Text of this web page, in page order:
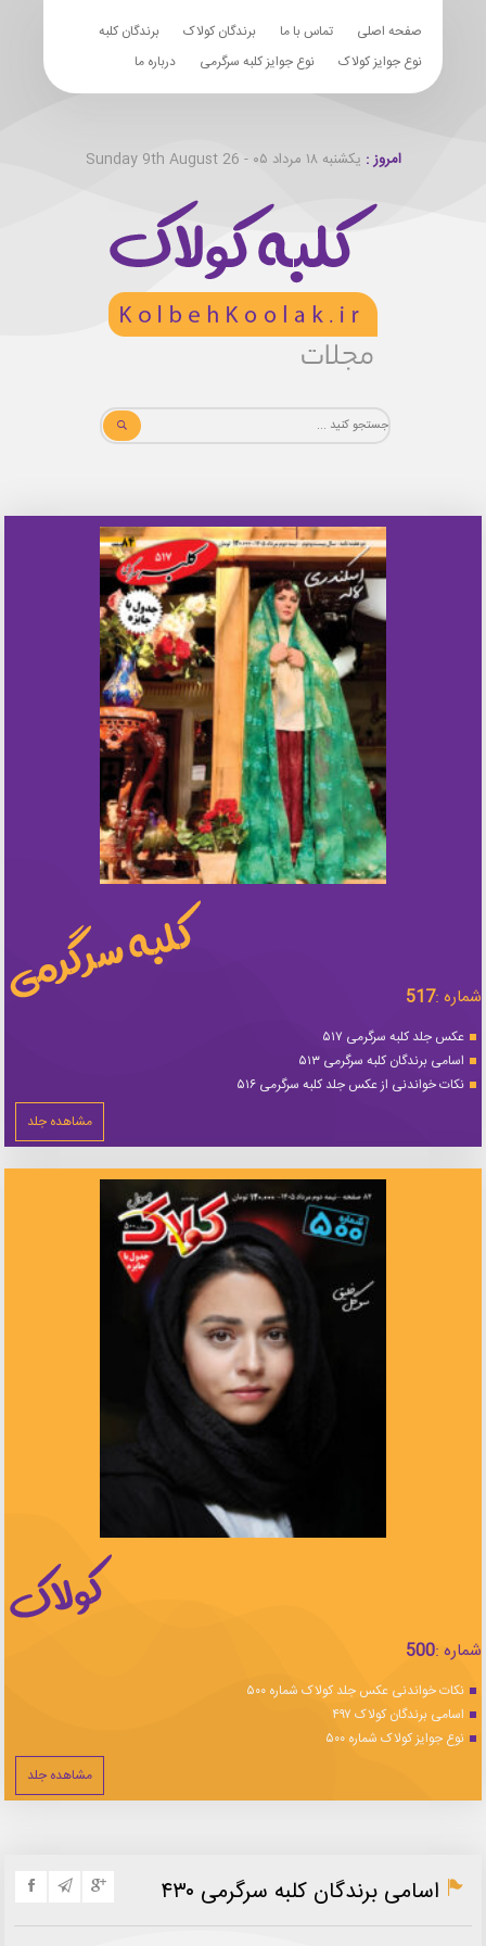
صفحه اصلی تماس با ما برندگان کولاک
برندگان کلبه
نوع جوایز کولاک
نوع جوایز کلبه سرگرمی درباره ما
امروز : یکشنبه ۱۸ مرداد ۰۵ - Sunday 9th August 26
شماره :517
عکس جلد کلبه سرگرمی ۵۱۷
اسامی برندگان کلبه سرگرمی ۵۱۳
نکات خواندنی از عکس جلد کلبه سرگرمی ۵۱۶
مشاهده جلد
شماره :500
نکات خواندنی عکس جلد کولاک شماره ۵۰۰
اسامی برندگان کولاک ۴۹۷
نوع جوایز کولاک شماره ۵۰۰
مشاهده جلد
اسامی برندگان کلبه سرگرمی ۴۳۰